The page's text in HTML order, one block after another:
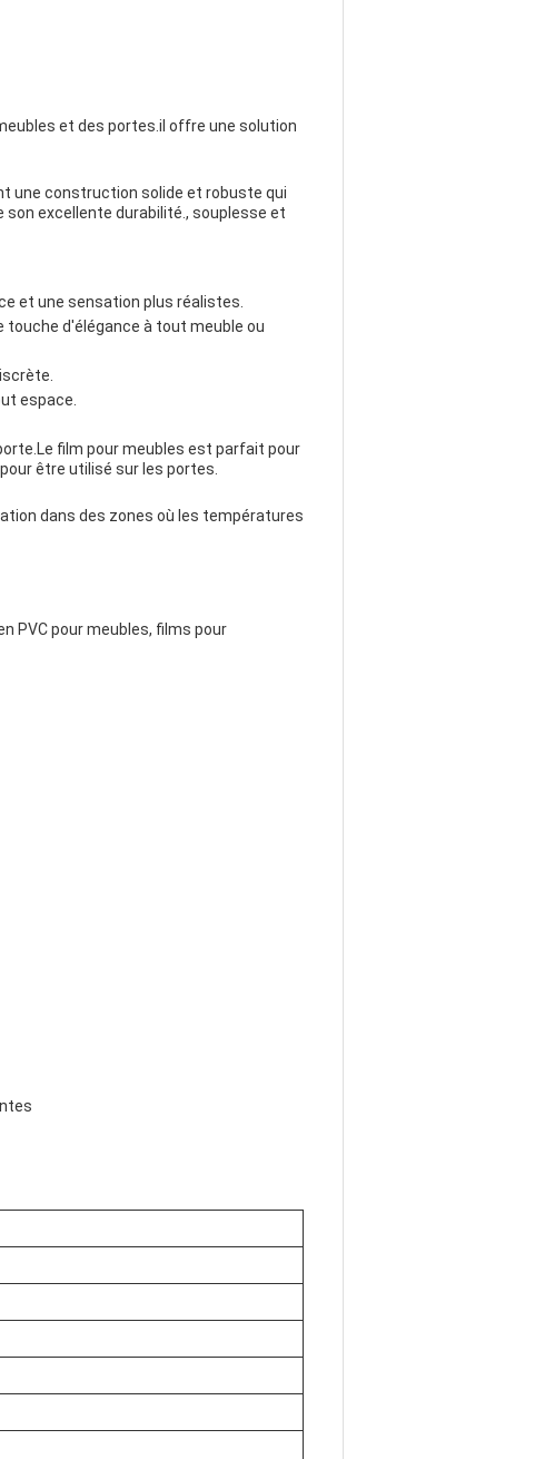
et des portes.il offre une solution
une construction solide et robuste qui
son excellente durabilité., souplesse et
et une sensation plus réalistes.
d'élégance à tout meuble ou
espace.
film pour meubles est parfait pour
être utilisé sur les portes.
dans des zones où les températures
PVC pour meubles, films pour